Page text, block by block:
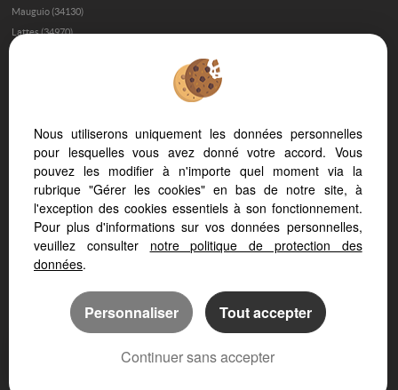
Mauguio (34130)
Lattes (34970)
Baillargues (34670)
Saint Clement De Riviere (34980)
Palavas Les Flots (34250)
Aigues Mortes (30220)
Narbonne (11100)
Lodeve (34700)
Nous utiliserons uniquement les données personnelles
pour lesquelles vous avez donné votre accord. Vous
pouvez les modifier à n'importe quel moment via la
rubrique "Gérer les cookies" en bas de notre site, à
l'exception des cookies essentiels à son fonctionnement.
Pour plus d'informations sur vos données personnelles,
veuillez consulter notre politique de protection des
données.
Personnaliser Tout accepter
Continuer sans accepter